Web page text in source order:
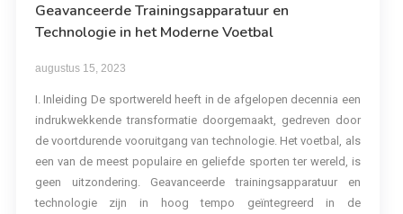
Geavanceerde Trainingsapparatuur en
Technologie in het Moderne Voetbal
augustus 15, 2023
I. Inleiding De sportwereld heeft in de afgelopen decennia een
indrukwekkende transformatie doorgemaakt, gedreven door
de voortdurende vooruitgang van technologie. Het voetbal, als
een van de meest populaire en geliefde sporten ter wereld, is
geen uitzondering. Geavanceerde trainingsapparatuur en
technologie zijn in hoog tempo geïntegreerd in de